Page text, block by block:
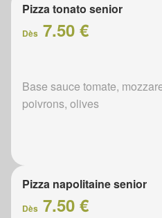
Pizza tonato senior
Dès 7.50 €
Base sauce tomate,
poivrons, olives
Pizza napolitaine senior
Dès 7.50 €